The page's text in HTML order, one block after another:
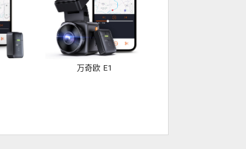
万奇欧 E1